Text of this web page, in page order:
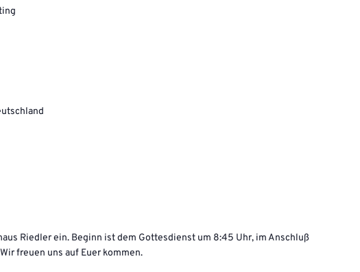
Riedler ein. Beginn ist dem Gottesdienst um 8:45 Uhr, im Anschluß
freuen uns auf Euer kommen.